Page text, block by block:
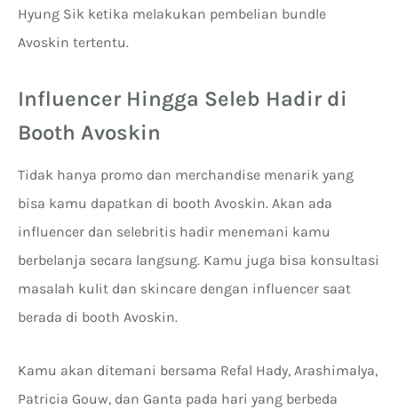
Hyung Sik ketika melakukan pembelian bundle
Avoskin tertentu.
Influencer Hingga Seleb Hadir di
Booth Avoskin
Tidak hanya promo dan merchandise menarik yang
bisa kamu dapatkan di booth Avoskin. Akan ada
influencer dan selebritis hadir menemani kamu
berbelanja secara langsung. Kamu juga bisa konsultasi
masalah kulit dan skincare dengan influencer saat
berada di booth Avoskin.
Kamu akan ditemani bersama Refal Hady, Arashimalya,
Patricia Gouw, dan Ganta pada hari yang berbeda